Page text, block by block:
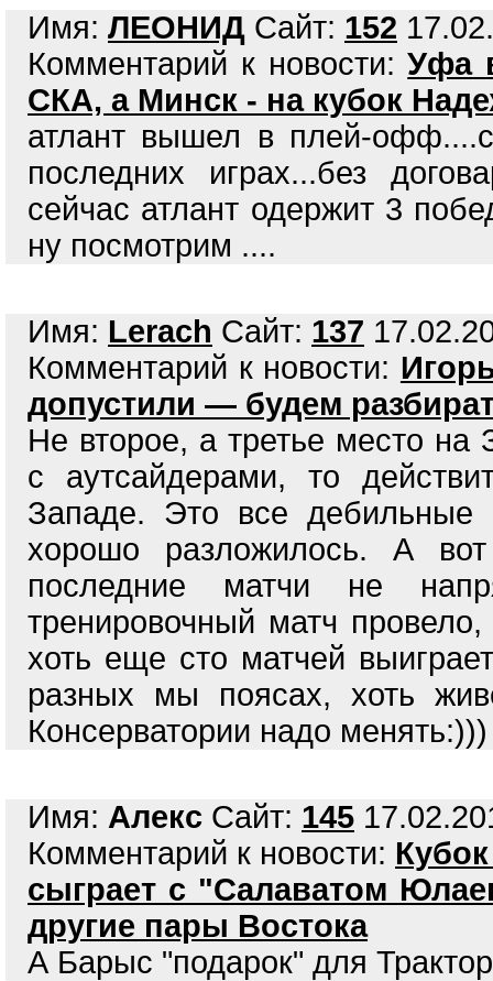
Имя: ЛЕОНИД Сайт: 152
Комментарий к новости:Уфа
СКА, а Минск - на кубок
атлант вышел в плей-
последних играх...без
сейчас атлант одержит 3
ну посмотрим ....
Имя: Lerach Сайт: 137
Комментарий к новости:
допустили — будем
Не второе, а третье место
с аутсайдерами, то
Западе. Это все
хорошо разложилось. А
последние матчи не
тренировочный матч
хоть еще сто матчей
разных мы поясах, хоть
Консерватории надо менять:)))
Имя: Алекс Сайт: 145
Комментарий к новости:
сыграет с "Салаватом
другие пары Востока
А Барыс "подарок" для